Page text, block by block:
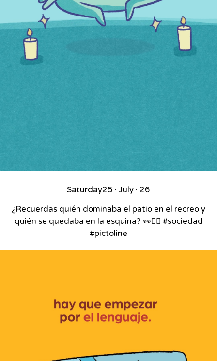
Saturday25 · July · 26
¿Recuerdas quién dominaba el patio en el recreo y
quién se quedaba en la esquina? 👀🏃‍♂️ #sociedad
#pictoline